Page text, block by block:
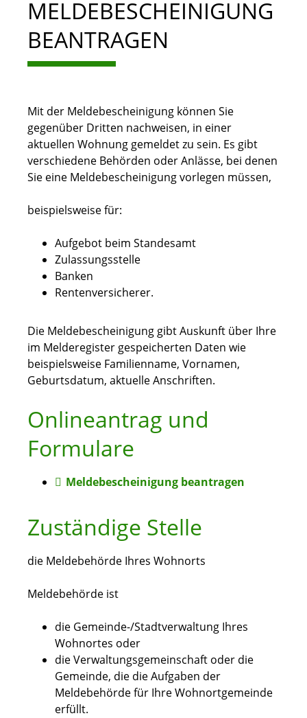
MELDEBESCHEINIGUNG
BEANTRAGEN
Mit der Meldebescheinigung können Sie
gegenüber Dritten nachweisen, in einer
aktuellen Wohnung gemeldet zu sein. Es gibt
verschiedene Behörden oder Anlässe, bei denen
Sie eine Meldebescheinigung vorlegen müssen,
beispielsweise für:
Aufgebot beim Standesamt
Zulassungsstelle
Banken
Rentenversicherer.
Die Meldebescheinigung gibt Auskunft über Ihre
im Melderegister gespeicherten Daten wie
beispielsweise Familienname, Vornamen,
Geburtsdatum, aktuelle Anschriften.
Onlineantrag und
Formulare
Meldebescheinigung beantragen
Zuständige Stelle
die Meldebehörde Ihres Wohnorts
Meldebehörde ist
die Gemeinde-/Stadtverwaltung Ihres
Wohnortes oder
die Verwaltungsgemeinschaft oder die
Gemeinde, die die Aufgaben der
Meldebehörde für Ihre Wohnortgemeinde
erfüllt.